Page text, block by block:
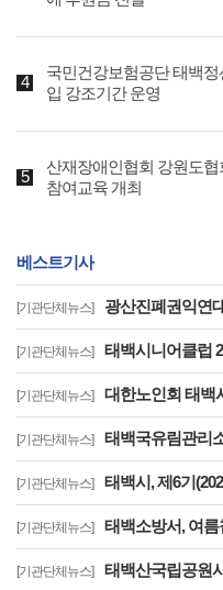
국민건강보험공단 태백
입 강조기간 운영
산재장애인협회 강원도협
참여교육 개최
베스트기사
[기관단체뉴스] 광산진폐권익연대 “
[기관단체뉴스] 태백시니어클럽 2026년
[기관단체뉴스] 대한노인회 태백시지
[기관단체뉴스] 태백국유림관리소 산불진
[기관단체뉴스] 태백시, 제6기
[기관단체뉴스] 태백소방서, 여
[기관단체뉴스] 태백산국립공원사무소, 「